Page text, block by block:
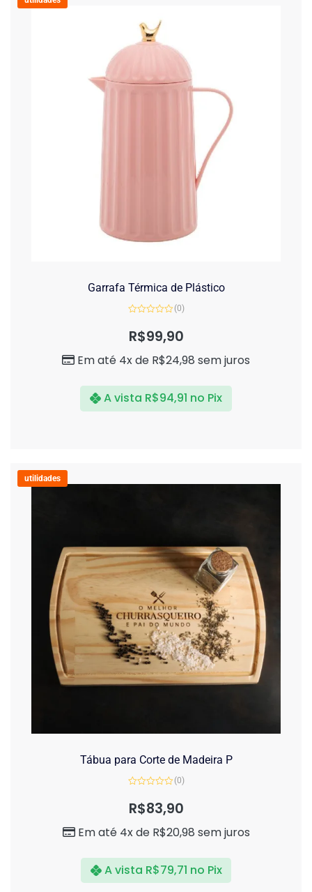
Garrafa Térmica de Plástico
de
(0)
R$99,90
Em até 4x de R$24,98 sem juros
A vista R$94,91 no Pix
utilidades
Tábua para Corte de Madeira P
de
(0)
R$83,90
Em até 4x de R$20,98 sem juros
A vista R$79,71 no Pix